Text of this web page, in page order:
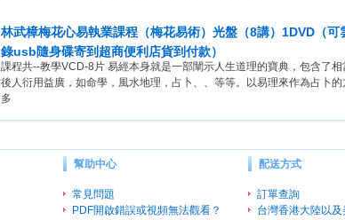
林武樟梅花心易執業課程（梅花易術）光盤（8講）1DVD（可
錄usb隨身碟寄到超商便利店貨到付款）
課程共--教學VCD-8片 易經本身就是一部闡示人生道理的寶典，包含了
後人衍用益廣，如命學，風水地理，占卜、、等等。以易理來作為占卜的
多
幫助中心
常見問題
PDF開啟錯誤或視頻無法觀看？
配送方式
訂單查詢
台灣香港大陸以